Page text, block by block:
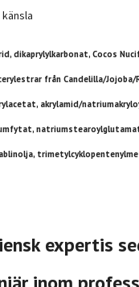
dikaprylylkarbonat, Cocos
från Candelilla/
akrylamid/
expertis